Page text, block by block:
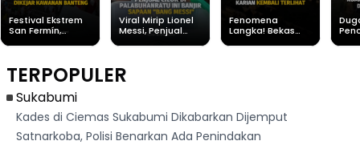
Festival Ekstrem
San Fermín,
Banteng
Viral Mirip Lionel
Messi, Penjual
"Bang Messi"
Fenomena
Langka! Bekas
TERPOPULER
Sukabumi
Kades di Ciemas Sukabumi Dikabarkan Dijemput
Satnarkoba, Polisi Benarkan Ada Penindakan